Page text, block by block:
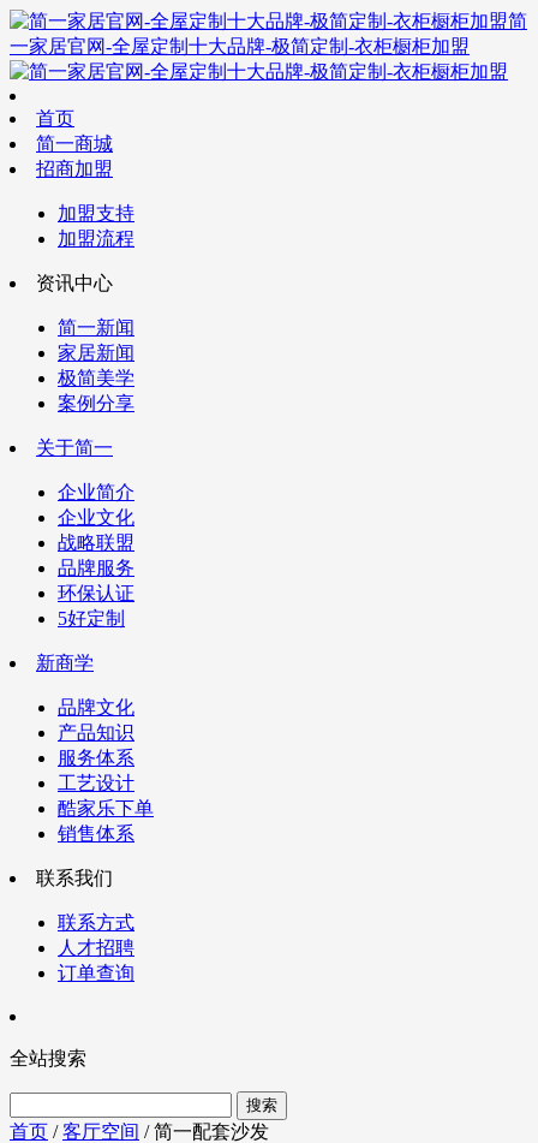
简
一家居官网-全屋定制十大品牌-极简定制-衣柜橱柜加盟
首页
简一商城
招商加盟
加盟支持
加盟流程
资讯中心
简一新闻
家居新闻
极简美学
案例分享
关于简一
企业简介
企业文化
战略联盟
品牌服务
环保认证
5好定制
新商学
品牌文化
产品知识
服务体系
工艺设计
酷家乐下单
销售体系
联系我们
联系方式
人才招聘
订单查询
全站搜索
首页 /客厅空间 / 简一配套沙发